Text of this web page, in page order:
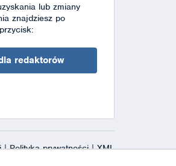
lub zmiany
znajdziesz po
redaktorów
|Polityka prywatności|XML